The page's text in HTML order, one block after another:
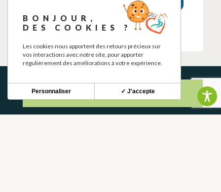
DIVA
MARTRES-TOLOSANE
SUPER U
CHARGING
STATION
MARTRES-TOLOSANE
BONJOUR,
DES COOKIES ?
Les cookies nous apportent des retours précieux sur
vos interactions avec notre site, pour apporter
régulièrement des améliorations à votre expérience.
✓ J'accepte
Personnaliser